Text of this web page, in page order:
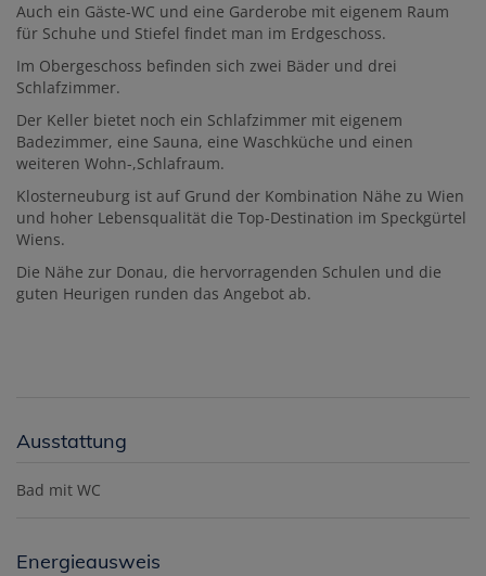
Auch ein Gäste-WC und eine Garderobe mit eigenem Raum
für Schuhe und Stiefel findet man im Erdgeschoss.
Im Obergeschoss befinden sich zwei Bäder und drei
Schlafzimmer.
Der Keller bietet noch ein Schlafzimmer mit eigenem
Badezimmer, eine Sauna, eine Waschküche und einen
weiteren Wohn-,Schlafraum.
Klosterneuburg ist auf Grund der Kombination Nähe zu Wien
und hoher Lebensqualität die Top-Destination im Speckgürtel
Wiens.
Die Nähe zur Donau, die hervorragenden Schulen und die
guten Heurigen runden das Angebot ab.
Ausstattung
Bad mit WC
Energieausweis